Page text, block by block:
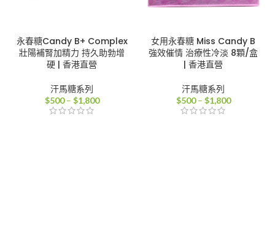
永春糖Candy B+ Complex
壯陽補腎加精力 持久助勃增
硬 | 香港直營
汗馬糖系列
$500 – $1,800價
女用永春糖 Miss Candy B
強效催情 治療性冷淡 8顆/盒
| 香港直營
汗馬糖系列
$500 – $1,800價